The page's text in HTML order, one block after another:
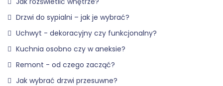
Drzwi do sypialni – jak je wybrać?
Uchwyt - dekoracyjny czy funkcjonalny?
Kuchnia osobno czy w aneksie?
Remont - od czego zacząć?
Jak wybrać drzwi przesuwne?